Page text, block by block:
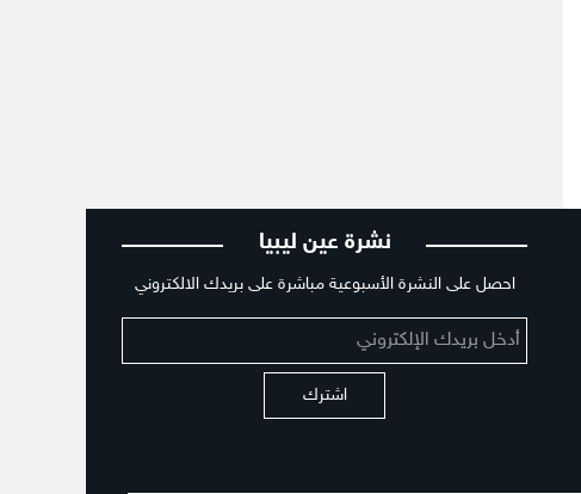
نشرة عين ليبيا
احصل على النشرة الأسبوعية مباشرة على بريدك الالكتروني
اشترك